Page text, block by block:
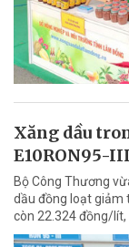
Xăng dầu
E10RON95-
Bộ Công Thương
dầu đồng loạt giảm
còn 22.324 đồng/lít,